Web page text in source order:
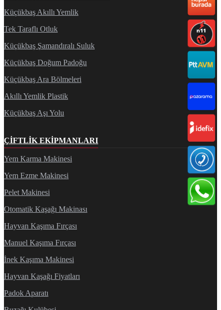
Küçükbaş Akıllı Yemlik
Tek Taraflı Otluk
Küçükbaş Şamandıralı Suluk
Küçükbaş Doğum Padoğu
Küçükbaş Ara Bölmeleri
Akıllı Yemlik Plastik
Küçükbaş Aşı Yolu
ÇIFTLIK EKIPMANLARI
Yem Karma Makinesi
Yem Ezme Makinesi
Pelet Makinesi
Otomatik Kaşağı Makinası
Hayvan Kaşıma Fırçası
Manuel Kaşıma Fırçası
İnek Kaşıma Makinesi
Hayvan Kaşağı Fiyatları
Padok Aparatı